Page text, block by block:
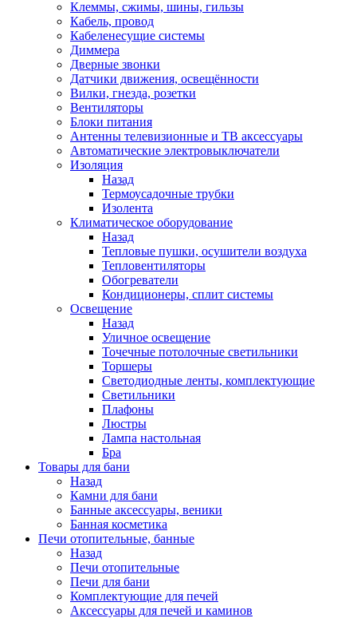
Клеммы, сжимы, шины, гильзы
Кабель, провод
Кабеленесущие системы
Диммера
Дверные звонки
Датчики движения, освещённости
Вилки, гнезда, розетки
Вентиляторы
Блоки питания
Антенны телевизионные и ТВ аксессуары
Автоматические электровыключатели
Изоляция
Назад
Термоусадочные трубки
Изолента
Климатическое оборудование
Назад
Тепловые пушки, осушители воздуха
Тепловентиляторы
Обогреватели
Кондиционеры, сплит системы
Освещение
Назад
Уличное освещение
Точечные потолочные светильники
Торшеры
Светодиодные ленты, комплектующие
Светильники
Плафоны
Люстры
Лампа настольная
Бра
Товары для бани
Назад
Камни для бани
Банные аксессуары, веники
Банная косметика
Печи отопительные, банные
Назад
Печи отопительные
Печи для бани
Комплектующие для печей
Аксессуары для печей и каминов